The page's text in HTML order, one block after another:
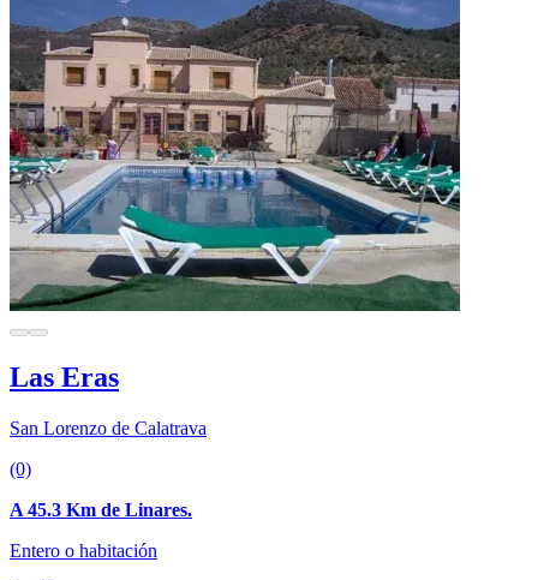
Las Eras
San Lorenzo de Calatrava
(0)
A 45.3 Km de Linares.
Entero o habitación